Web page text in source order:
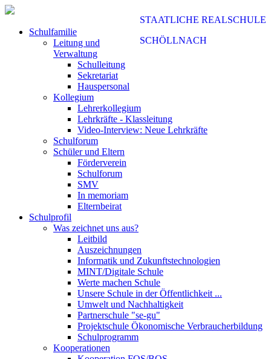
STAATLICHE REALSCHULE
SCHÖLLNACH
Schulfamilie
Leitung und
Verwaltung
Schulleitung
Sekretariat
Hauspersonal
Kollegium
Lehrerkollegium
Lehrkräfte - Klassleitung
Video-Interview: Neue Lehrkräfte
Schulforum
Schüler und Eltern
Förderverein
Schulforum
SMV
In memoriam
Elternbeirat
Schulprofil
Was zeichnet uns aus?
Leitbild
Auszeichnungen
Informatik und Zukunftstechnologien
MINT/Digitale Schule
Werte machen Schule
Unsere Schule in der Öffentlichkeit ...
Umwelt und Nachhaltigkeit
Partnerschule "se-gu"
Projektschule Ökonomische Verbraucherbildung
Schulprogramm
Kooperationen